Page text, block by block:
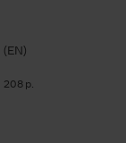
(EN)
208